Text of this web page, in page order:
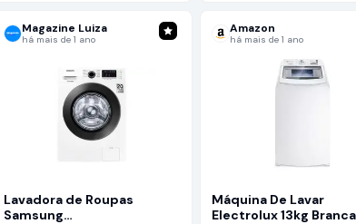
Magazine Luiza
há mais de 1 ano
Lavadora de Roupas
Samsung
Amazon
há mais de 1 ano
Máquina De Lavar
Electrolux 13kg Branca